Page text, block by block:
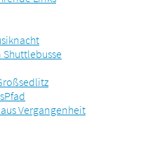
Shuttlebusse
Vergangenheit